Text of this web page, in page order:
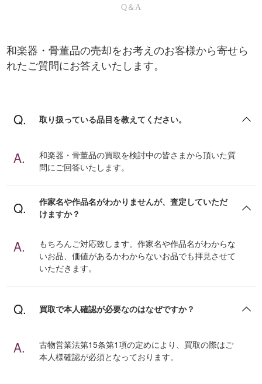
和楽器・骨董品の売却をお考えのお客様から寄せら
れたご質問にお答えいたします。
取り扱っている品目を教えてください。
和楽器・骨董品の買取を検討中の皆さまから頂いた質
問にご回答いたします。
作家名や作品名がわかりませんが、査定していただ
けますか？
もちろんご対応致します。作家名や作品名がわからな
いお品、価値があるかわからないお品でも拝見させて
いただきます。
買取で本人確認が必要なのはなぜですか？
古物営業法第15条第1項の定めにより、買取の際はご
本人様確認が必須となっております。